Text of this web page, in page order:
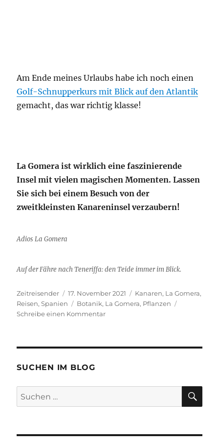
Am Ende meines Urlaubs habe ich noch einen
Golf-Schnupperkurs mit Blick auf den Atlantik
gemacht, das war richtig klasse!
La Gomera ist wirklich eine faszinierende
Insel mit vielen magischen Momenten. Lassen
Sie sich bei einem Besuch von der
zweitkleinsten Kanareninsel verzaubern!
Adios La Gomera
Auf der Fähre nach Teneriffa: den Teide immer im Blick.
Autor
Zeitreisender
Veröffentlicht
am
17. November 2021 Kategorien
Kanaren, La Gomera,
Reisen,Spanien Schlagwörter
Botanik, La Gomera, Pflanzen
Schreibe einen Kommentarzu
Botanische
SUCHEN IM BLOG
Suchen
nach: